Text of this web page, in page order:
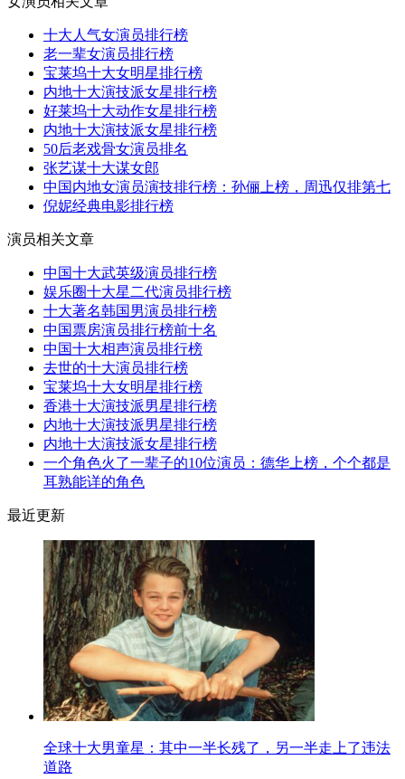
十大人气女演员排​行榜
老一辈女演员排行榜
宝莱坞十大女明星排行榜
内地十大演技派女星排行榜
好莱坞十大动作女星排行榜
内地十大演技派女​星排行榜
50后老戏骨女​演员排名
张艺谋十大谋女郎
中国内地女演员演技排行榜：孙俪上榜，周迅仅排第七
倪妮经典电影排行榜
演员相关文章
中国十大武英级演员排行榜
娱乐圈十大星二代演员排行榜
十大著名韩国男演员排​行榜
中国票房演员​排行榜前十名
中国十大相声演员排行榜
去世的十大演员排行​榜
宝莱坞十大女明星排行榜
香港十大演技派男​星排行榜
内地十大演技派男星排行榜
内地十大演技派女​星排行榜
一个角色火了一辈子的10位演员：德华上榜，个个都是
耳熟能详的角色
最近更新
全球十大男童星：其中一半长残了，另一半走上了违法
道路